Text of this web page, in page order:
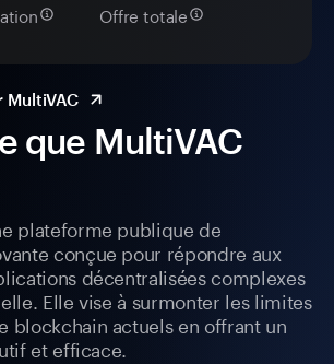
que MultiVAC
plateforme publique de
conçue pour répondre aux
décentralisées complexes
Elle vise à surmonter les limites
blockchain actuels en offrant un
et efficace.
Offre totale
MultiVAC